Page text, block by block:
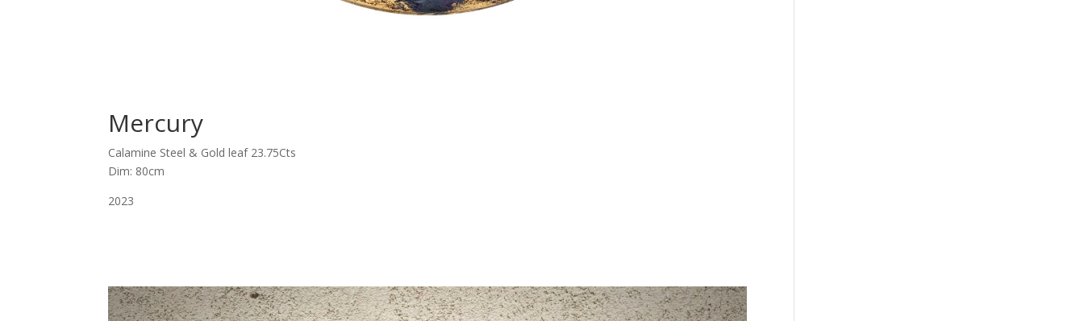
Mercury
Calamine Steel & Gold leaf 23.75Cts
Dim: 80cm
2023